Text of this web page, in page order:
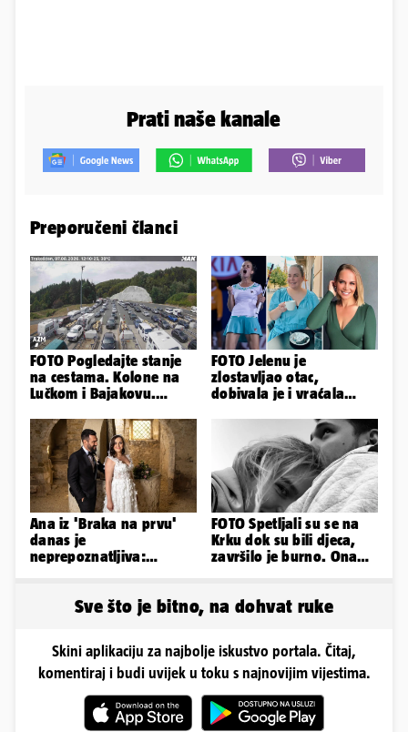
Prati naše kanale
Preporučeni članci
FOTO Pogledajte stanje
na cestama. Kolone na
Lučkom i Bajakovu.
FOTO Jelenu je
zlostavljao otac,
dobivala je i vraćala
Ana iz 'Braka na prvu'
danas je
neprepoznatljiva:
FOTO Spetljali su se na
Krku dok su bili djeca,
završilo je burno. Ona
Sve što je bitno, na dohvat ruke
Skini aplikaciju za najbolje iskustvo portala. Čitaj,
komentiraj i budi uvijek u toku s najnovijim vijestima.